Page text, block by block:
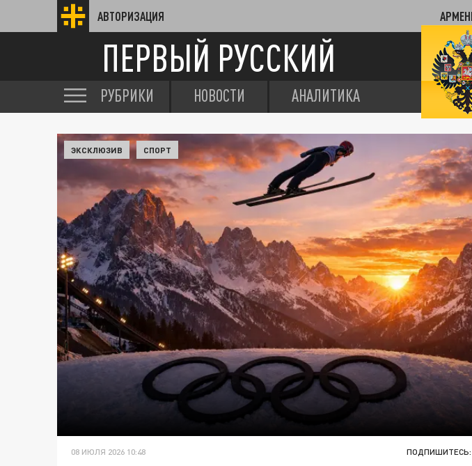
АВТОРИЗАЦИЯ
ПЕРВЫЙ РУССКИЙ
РУБРИКИ НОВОСТИ АНАЛИТИКА
ЭКСКЛЮЗИВ СПОРТ
08 ИЮЛЯ 2026 10:48 ПОДПИШИТЕСЬ: